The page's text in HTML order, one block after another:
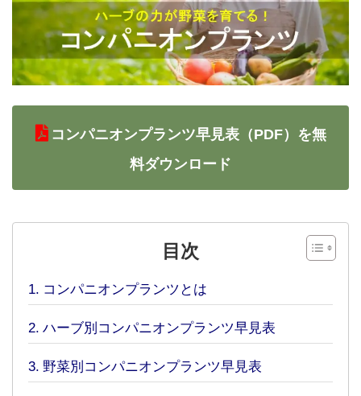
コンパニオンプランツ早見表（PDF）を無
料ダウンロード
目次
コンパニオンプランツとは
ハーブ別コンパニオンプランツ早見表
野菜別コンパニオンプランツ早見表